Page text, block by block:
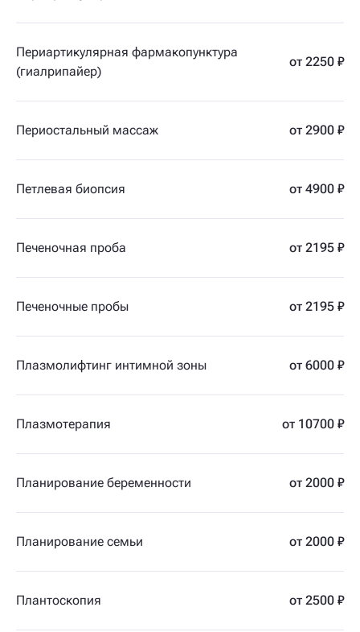
Периартикулярная фармакопунктура
(гиалрипайер)
от 2250 ₽
Периостальный массаж от 2900 ₽
Петлевая биопсия от 4900 ₽
Печеночная проба от 2195 ₽
Печеночные пробы от 2195 ₽
Плазмолифтинг интимной зоны от 6000 ₽
Плазмотерапия от 10700 ₽
Планирование беременности от 2000 ₽
Планирование семьи от 2000 ₽
Плантоскопия от 2500 ₽